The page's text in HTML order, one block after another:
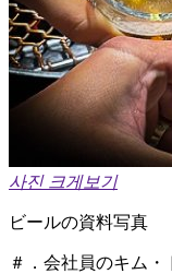
사진 크게보기
ビールの資料写真
＃．会社員のキム